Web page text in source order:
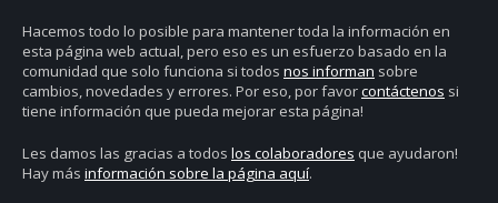
Hacemos todo lo posible para mantener toda la información en
esta página web actual, pero eso es un esfuerzo basado en la
comunidad que solo funciona si todos nos informan sobre
cambios, novedades y errores. Por eso, por favorcontáctenos si
tiene información que pueda mejorar esta página!
Les damos las gracias a todos los colaboradores que ayudaron!
Hay más información sobre la página aquí.